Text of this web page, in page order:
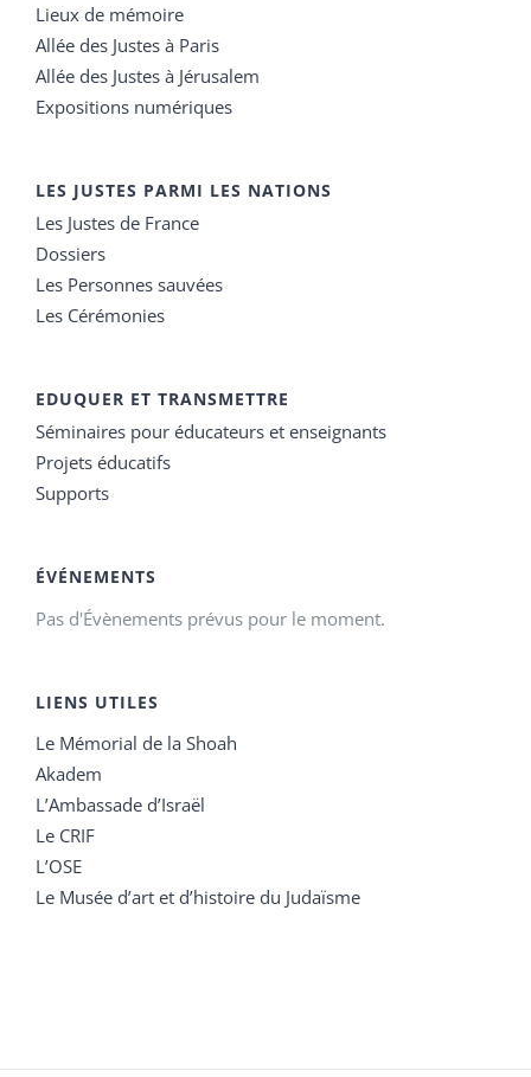
Lieux de mémoire
Allée des Justes à Paris
Allée des Justes à Jérusalem
Expositions numériques
LES JUSTES PARMI LES NATIONS
Les Justes de France
Dossiers
Les Personnes sauvées
Les Cérémonies
EDUQUER ET TRANSMETTRE
Séminaires pour éducateurs et enseignants
Projets éducatifs
Supports
ÉVÉNEMENTS
Pas d'Évènements prévus pour le moment.
LIENS UTILES
Le Mémorial de la Shoah
Akadem
L’Ambassade d’Israël
Le CRIF
L’OSE
Le Musée d’art et d’histoire du Judaïsme